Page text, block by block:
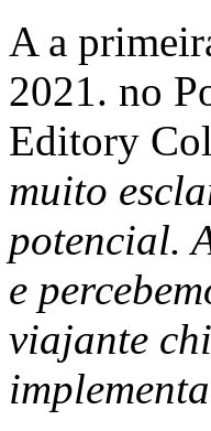
A a
2021. no
Editory
muito
potencial.
e
viajante